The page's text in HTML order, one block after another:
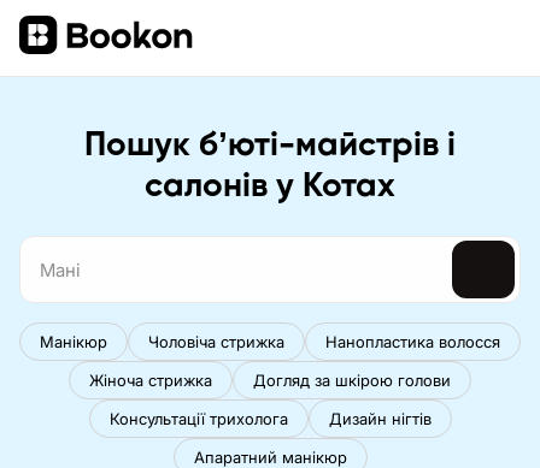
Пошук бʼюті-майстрів і
салонів у Котах
Манікюр Чоловіча стрижка
Нанопластика волосся
Жіноча стрижка
Догляд за шкірою голови
Консультації трихолога
Дизайн нігтів
Апаратний манікюр